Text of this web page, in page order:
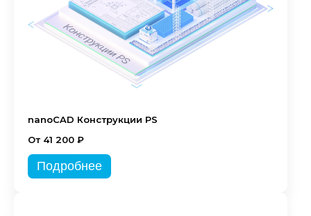
nanoCAD Конструкции PS
От 41 200 ₽
Подробнее